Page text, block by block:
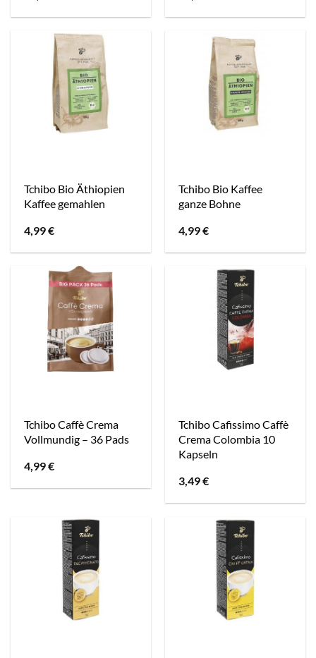
Tchibo Bio Äthiopien
Kaffee gemahlen
4,99€
Tchibo Bio Kaffee
ganze Bohne
4,99€
Tchibo Caffè Crema
Vollmundig – 36 Pads
4,99€
Tchibo Cafissimo Caffè
Crema Colombia 10
Kapseln
3,49€